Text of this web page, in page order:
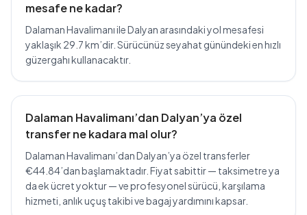
mesafe ne kadar?
Dalaman Havalimanı ile Dalyan arasındaki yol mesafesi
yaklaşık 29.7 km’dir. Sürücünüz seyahat günündeki en hızlı
güzergahı kullanacaktır.
Dalaman Havalimanı’dan Dalyan’ya özel
transfer ne kadara mal olur?
Dalaman Havalimanı’dan Dalyan’ya özel transferler
€44.84’dan başlamaktadır. Fiyat sabittir — taksimetre ya
da ek ücret yoktur — ve profesyonel sürücü, karşılama
hizmeti, anlık uçuş takibi ve bagaj yardımını kapsar.